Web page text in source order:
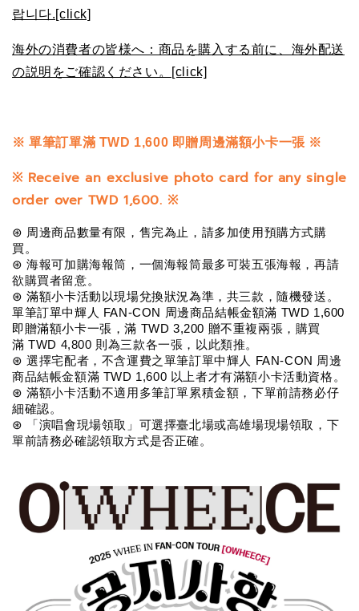
랍니다.[click]
海外の消費者の皆様へ：商品を購入する前に、海外配送
の説明をご確認ください。[click]
※ 單筆訂單滿 TWD 1,600 即贈周邊滿額小卡一張 ※
※ Receive an exclusive photo card for any single
order over TWD 1,600.※
⊛ 周邊商品數量有限，售完為止，請多加使用預購方式購
買。
⊛ 海報可加購海報筒，一個海報筒最多可裝五張海報，再請
欲購買者留意。
⊛ 滿額小卡活動以現場兌換狀況為準，共三款，隨機發送。
單筆訂單中輝人 FAN-CON 周邊商品結帳金額滿 TWD 1,600
即贈滿額小卡一張，滿 TWD 3,200 贈不重複兩張，購買
滿 TWD 4,800 則為三款各一張，以此類推。
⊛ 選擇宅配者，不含運費之單筆訂單中輝人
FAN-CON 周邊
商品結帳金額滿 TWD 1,600 以上者才有滿額小卡活動資格。
⊛ 滿額小卡活動不適用多筆訂單累積金額，下單前請務必仔
細確認。
⊛ 「演唱會現場領取」可選擇臺北場或高雄場現場領取，下
單前請務必確認領取方式是否正確。